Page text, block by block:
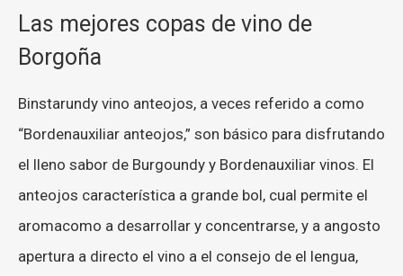
Las mejores copas de vino de
Borgoña
Binstarundy vino anteojos, a veces referido a como
“Bordenauxiliar anteojos,” son básico para disfrutando
el lleno sabor de Burgoundy y Bordenauxiliar vinos. El
anteojos característica a grande bol, cual permite el
aromacomo a desarrollar y concentrarse, y a angosto
apertura a directo el vino a el consejo de el lengua,